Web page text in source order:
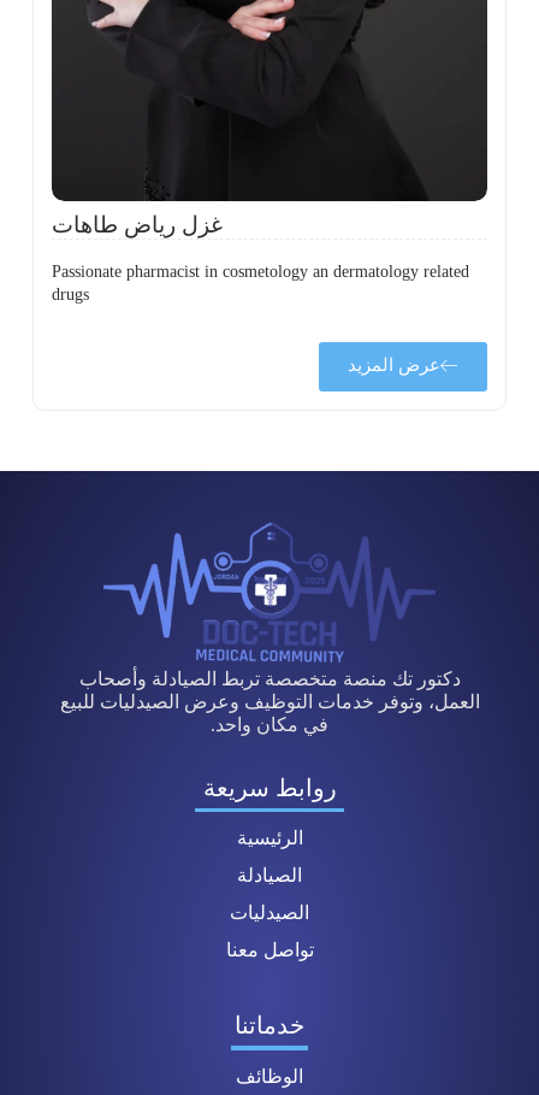
غزل رياض طاهات
Passionate pharmacist in cosmetology an dermatology related
drugs
عرض المزيد
دكتور تك منصة متخصصة تربط الصيادلة وأصحاب
العمل، وتوفر خدمات التوظيف وعرض الصيدليات للبيع
في مكان واحد.
روابط سريعة
الرئيسية
الصيادلة
الصيدليات
تواصل معنا
خدماتنا
الوظائف